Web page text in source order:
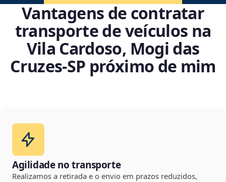
Vantagens de contratar
transporte de veículos na
Vila Cardoso, Mogi das
Cruzes‑SP próximo de mim
Agilidade no transporte
Realizamos a retirada e o envio em prazos reduzidos,